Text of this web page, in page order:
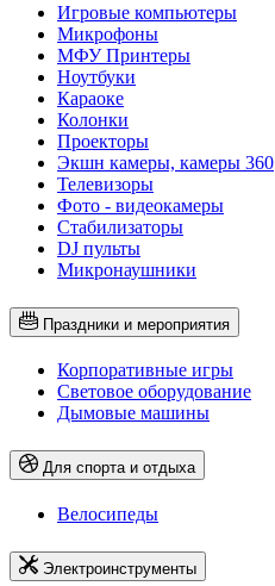
Игровые компьютеры
Микрофоны
МФУ Принтеры
Ноутбуки
Караоке
Колонки
Проекторы
Экшн камеры, камеры 360
Телевизоры
Фото - видеокамеры
Стабилизаторы
DJ пульты
Микронаушники
Праздники и мероприятия
Корпоративные игры
Световое оборудование
Дымовые машины
Для спорта и отдыха
Велосипеды
Электроинструменты